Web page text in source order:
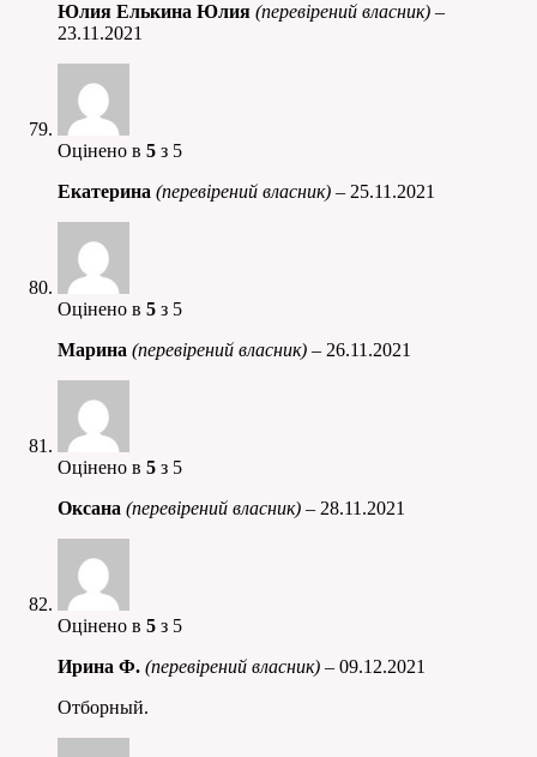
Юлия Елькина Юлия (перевірений власник) –
23.11.2021
Оцінено в 5 з 5
Екатерина (перевірений власник) – 25.11.2021
Оцінено в 5 з 5
Марина (перевірений власник) – 26.11.2021
Оцінено в 5 з 5
Оксана (перевірений власник) – 28.11.2021
Оцінено в 5 з 5
Ирина Ф. (перевірений власник) – 09.12.2021
Отборный.